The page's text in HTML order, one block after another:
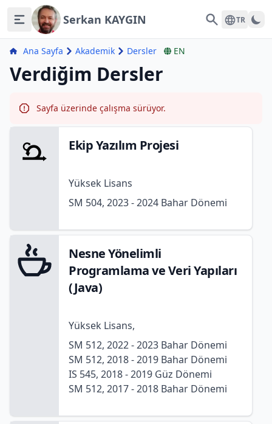
Serkan KAYGIN SearchTR
Ana Sayfa Akademik Dersler EN
Verdiğim Dersler
Sayfa üzerinde çalışma sürüyor.
Ekip Yazılım Projesi
Yüksek Lisans
SM 504, 2023 - 2024 Bahar Dönemi
Nesne Yönelimli
Programlama ve Veri Yapıları
(Java)
Yüksek Lisans,
SM 512, 2022 - 2023 Bahar Dönemi
SM 512, 2018 - 2019 Bahar Dönemi
IS 545, 2018 - 2019 Güz Dönemi
SM 512, 2017 - 2018 Bahar Dönemi